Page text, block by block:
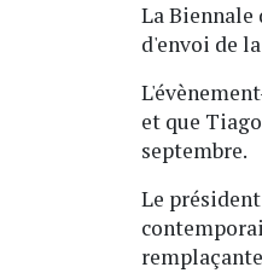
La Biennale
d'envoi de
et que
septembre.
Le